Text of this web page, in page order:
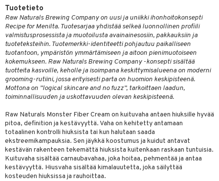
Tuotetieto
Raw Naturals Brewing Company on uusi ja uniikki ihonhoitokonsepti
Recipe for Menilta. Tuotesarjaa yhdistää selkeä luonnollinen profiili
valmistusprosessista ja muotoilusta avainainesosiin, pakkauksiin ja
tuoteteksteihin. Tuotemerkki-identiteetti pohjautuu paikalliseen
tuotantoon, ympäristön ymmärtämiseen ja aitoon pienimuotoiseen
kokemukseen. Raw Naturals Brewing Company -konsepti sisältää
tuotteita kasvoille, keholle ja isoimpana keskittymisalueena on moderni
grooming-rutiini, jossa erityisesti parta on huomion keskipisteenä.
Mottona on ”logical skincare and no fuzz”, tarkoittaen laadun,
toiminnallisuuden ja uskottavuuden olevan keskipisteenä.
Raw Naturals Monster Fiber Cream on kuituvaha antaen hiuksille hyvää
pitoa, definition ja kestävyyttä. Vaha on kehitetty antamaan
totaalinen kontrolli hiuksista tai kun halutaan saada
ekstreemikampauksia. Sen jäykkä koostumus ja kuidut antavat
kestävän rakenteen tekemättä hiuksista kuitenkaan raskaan tuntuisia.
Kuituvaha sisältää carnaubavahaa, joka hoitaa, pehmentää ja antaa
kestävyyttä. Hiusvaha sisältää kimalauutetta, joka säilyttää
kosteuden hiuksissa ja rauhoittaa.
& Viikset
& saippuat
1: Puhdistus
2: Kirkastus
3: Kosteutus
ja Vartalonhoito
ja naamiot
Huulten Hoito
Elixir
Happy
Happy For Men
Miehille
& vastauksia